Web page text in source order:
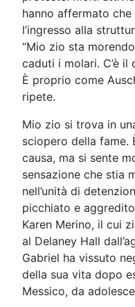
hanno affermato
l’ingresso alla
“Mio zio sta
caduti i molari. C’è
È proprio come
ripete.
Mio zio si trova in
sciopero della fame.
causa, ma si sente
sensazione che stia
nell’unità di
picchiato e
Karen Merino, il cui
al Delaney Hall
Gabriel ha vissuto
della sua vita dopo
Messico, da